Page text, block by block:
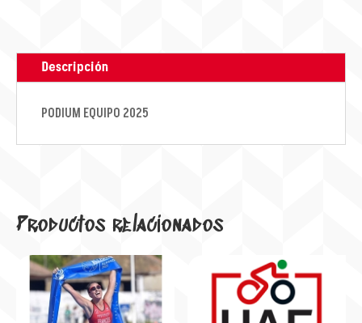
Descripción
PODIUM EQUIPO 2025
Productos relacionados